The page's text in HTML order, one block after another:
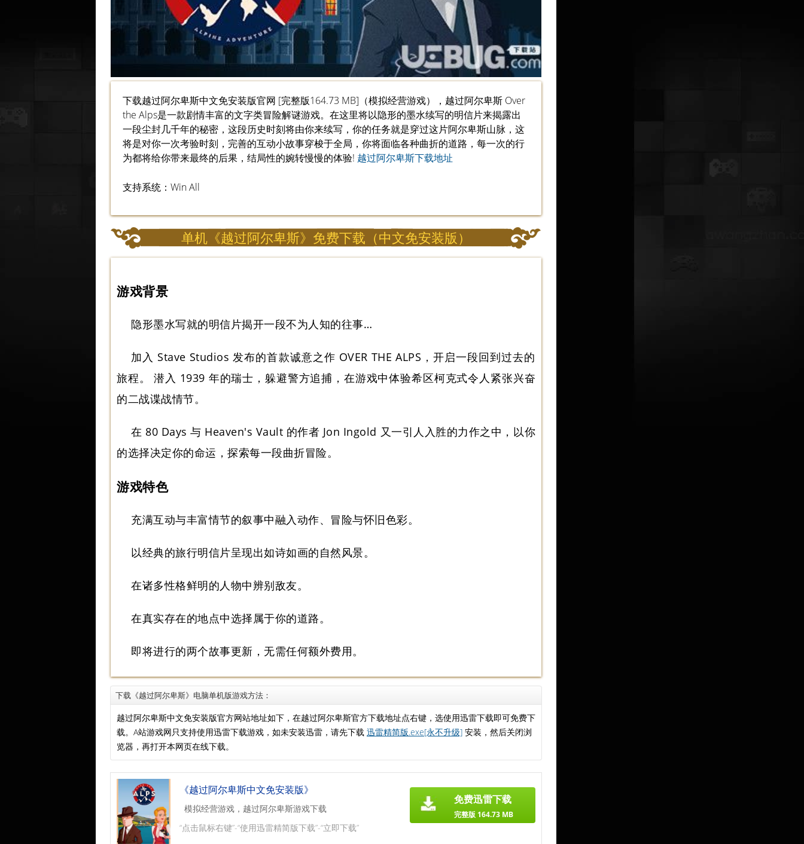
下载越过阿尔卑斯中文免安装版官网 [完整版164.73 MB]（模拟经营游戏），越过阿尔卑斯 Over
the Alps是一款剧情丰富的文字类冒险解谜游戏。在这里将以隐形的墨水续写的明信片来揭露出
一段尘封几千年的秘密，这段历史时刻将由你来续写，你的任务就是穿过这片阿尔卑斯山脉，这
将是对你一次考验时刻，完善的互动小故事穿梭于全局，你将面临各种曲折的道路，每一次的行
为都将给你带来最终的后果，结局性的婉转慢慢的体验! 越过阿尔卑斯下载地址
支持系统：Win All
单机《越过阿尔卑斯》免费下载（中文免安装版）
游戏背景
隐形墨水写就的明信片揭开一段不为人知的往事…
加入 Stave Studios 发布的首款诚意之作 OVER THE ALPS，开启一段回到过去的
旅程。 潜入 1939 年的瑞士，躲避警方追捕，在游戏中体验希区柯克式令人紧张兴奋
的二战谍战情节。
在 80 Days 与 Heaven's Vault 的作者 Jon Ingold 又一引人入胜的力作之中，以你
的选择决定你的命运，探索每一段曲折冒险。
游戏特色
充满互动与丰富情节的叙事中融入动作、冒险与怀旧色彩。
以经典的旅行明信片呈现出如诗如画的自然风景。
在诸多性格鲜明的人物中辨别敌友。
在真实存在的地点中选择属于你的道路。
即将进行的两个故事更新，无需任何额外费用。
下载《越过阿尔卑斯》电脑单机版游戏方法：
越过阿尔卑斯中文免安装版官方网站地址如下，在越过阿尔卑斯官方下载地址点右键，选使用迅雷下载即可免费下
载。A站游戏网只支持使用迅雷下载游戏，如未安装迅雷，请先下载 迅雷精简版.exe[永不升级] 安装，然后关闭浏
览器，再打开本网页在线下载。
《越过阿尔卑斯中文免安装版》
模拟经营游戏，越过阿尔卑斯游戏下载
“点击鼠标右键”-“使用迅雷精简版下载”-“立即下载”
免费迅雷下载
完整版 164.73 MB